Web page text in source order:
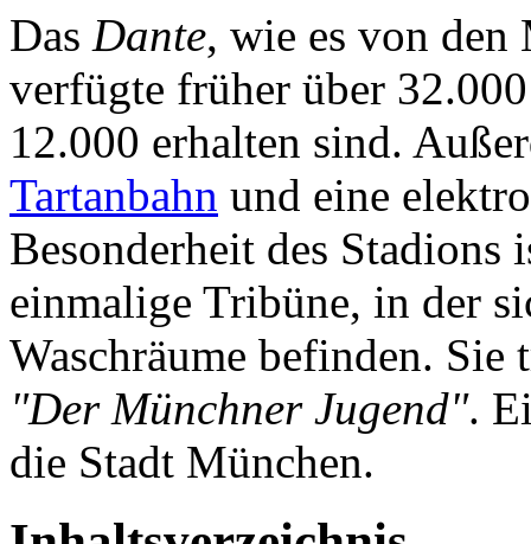
Das Dante, wie es von
verfügte früher über
12.000 erhalten sind.
Tartanbahn und eine
Besonderheit des Stadions
einmalige Tribüne, in der
Waschräume befinden.
"Der Münchner Jugend".
die Stadt München.